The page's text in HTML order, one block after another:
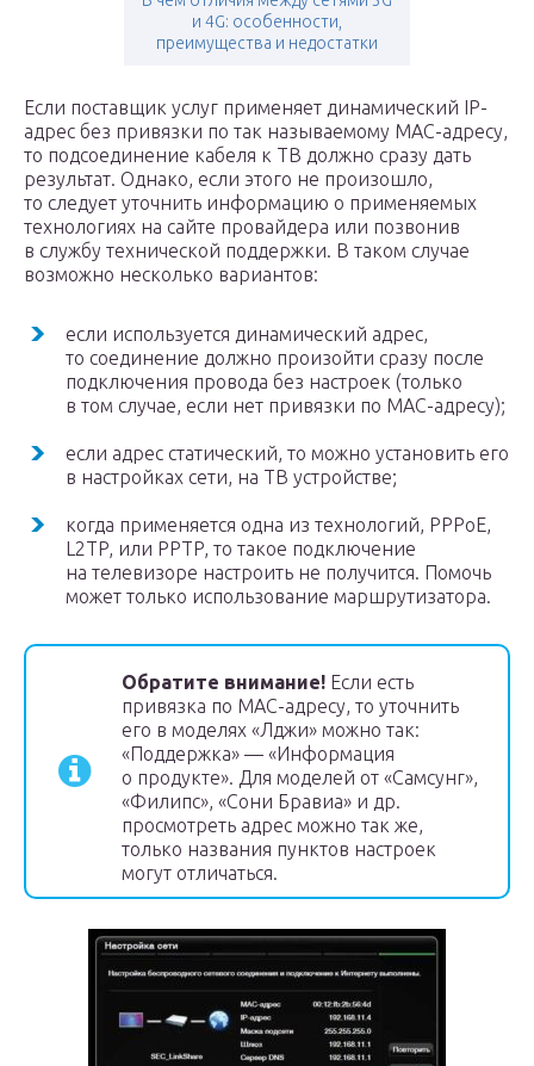
и 4G: особенности,
преимущества и недостатки
Если поставщик услуг применяет динамический IP-
адрес без привязки по так называемому MAC-адресу,
то подсоединение кабеля к ТВ должно сразу дать
результат. Однако, если этого не произошло,
то следует уточнить информацию о применяемых
технологиях на сайте провайдера или позвонив
в службу технической поддержки. В таком случае
возможно несколько вариантов:
если используется динамический адрес,
то соединение должно произойти сразу после
подключения провода без настроек (только
в том случае, если нет привязки по MAC-адресу);
если адрес статический, то можно установить его
в настройках сети, на ТВ устройстве;
когда применяется одна из технологий, PPPoE,
L2TP, или PPTP, то такое подключение
на телевизоре настроить не получится. Помочь
может только использование маршрутизатора.
Обратите внимание! Если есть
привязка по MAC-адресу, то уточнить
его в моделях «Лджи» можно так:
«Поддержка» — «Информация
о продукте». Для моделей от «Самсунг»,
«Филипс», «Сони Бравиа» и др.
просмотреть адрес можно так же,
только названия пунктов настроек
могут отличаться.